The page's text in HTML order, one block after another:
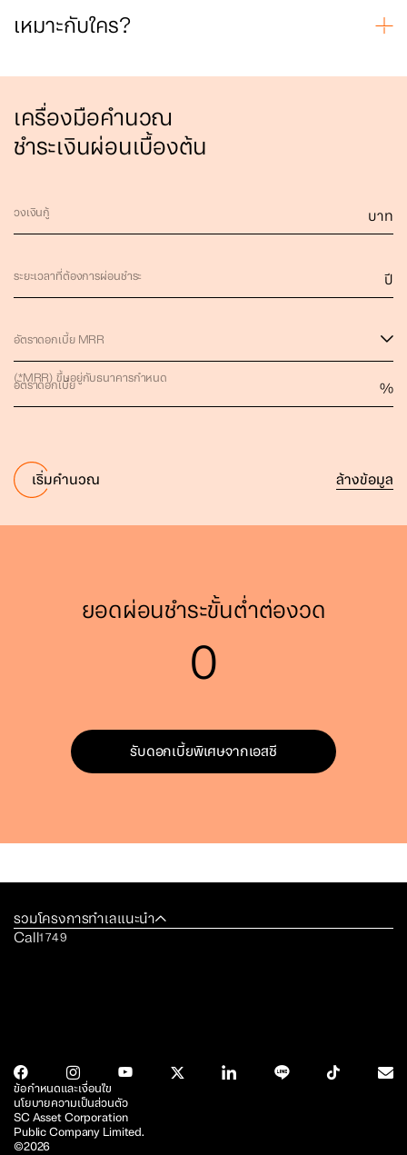
สำหรับผู้พักอาศัย และนักลงทุนที่ต้องการถือครองระยะยาว
เหมาะกับใคร?
นักลงทุนหรือนักปล่อยเช่า เพราะทำเลรัชดา–พระราม 9 มี
ดีมานด์สูง และโครงการรองรับหลายขนาดห้อง ตอบโจทย์ผู้เช่า
หลากหลายกลุ่ม
เครื่องมือคำนวณ
ชำระเงินผ่อนเบื้องต้น
วงเงินกู้ บาท
ระยะเวลาที่ต้องการผ่อนชำระ ปี
อัตราดอกเบี้ย MRR
(*MRR) ขึ้นอยู่กับธนาคารกำหนด
อัตราดอกเบี้ย %
เริ่มคำนวณ ล้างข้อมูล
ยอดผ่อนชำระขั้นต่ำต่องวด
0
รับดอกเบี้ยพิเศษจากเอสซี
รวมโครงการทำเลแนะนำ
Call1749
SC Asset Corporation
Public Company Limited.
©2026
ข้อกำหนดและเงื่อนไข
นโยบายความเป็นส่วนตัว